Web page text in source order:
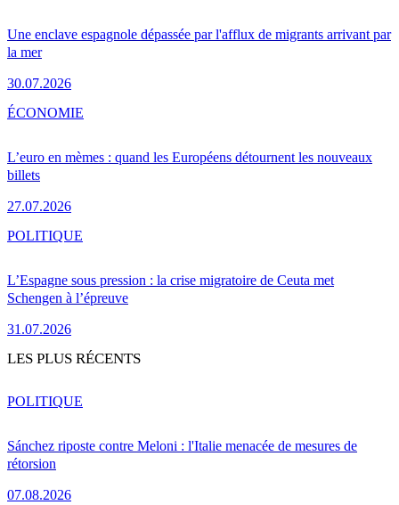
Une enclave espagnole dépassée par l'afflux de migrants arrivant par
la mer
30.07.2026
L’euro en mèmes : quand les Européens détournent les nouveaux
billets
27.07.2026
ÉCONOMIE
L’Espagne sous pression : la crise migratoire de Ceuta met
Schengen à l’épreuve
31.07.2026
POLITIQUE
LES PLUS RÉCENTS
Sánchez riposte contre Meloni : l'Italie menacée de mesures de
rétorsion
07.08.2026
POLITIQUE